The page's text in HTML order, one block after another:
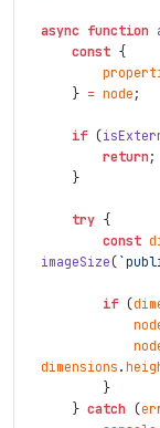
async function
const {
} = node ;
if (
return;
}
try {
const
imageSize(
if (
dimensions .
}
} catch (